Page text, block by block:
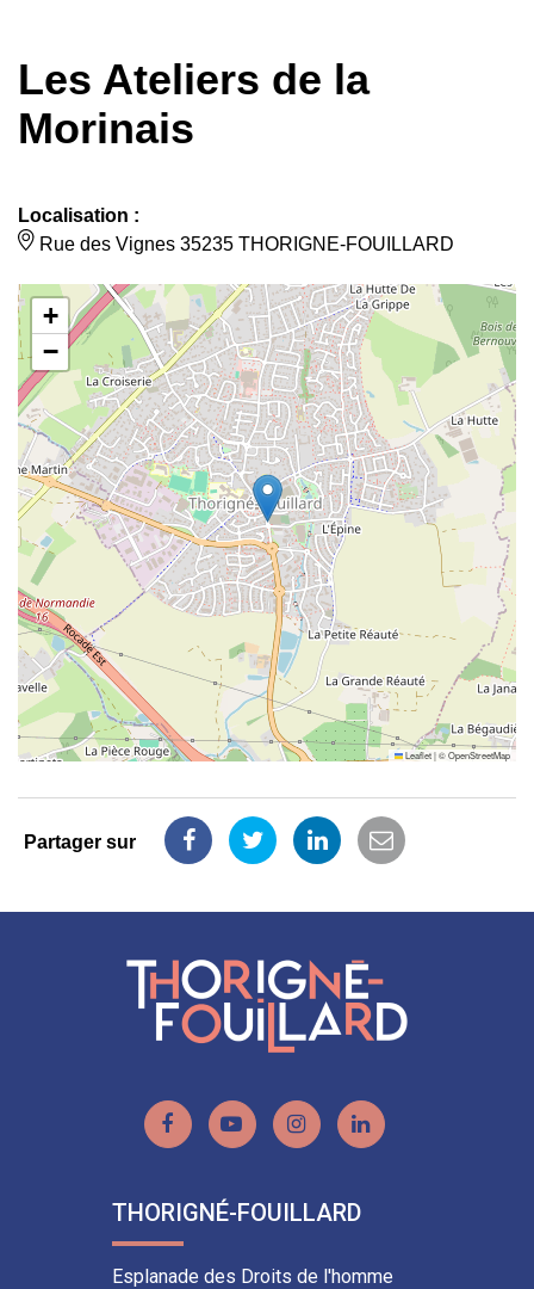
Les Ateliers de la
Morinais
Localisation :
Rue des Vignes 35235 THORIGNE-FOUILLARD
+
−
Leaflet|©OpenStreetMap
Partager sur
PartagerPartagerPartagerPartager
Lien
le
compte
Lien
la
chaîne
Lien
le
compte
Lien
THORIGNÉ-FOUILLARD
Esplanade des Droits de l'homme